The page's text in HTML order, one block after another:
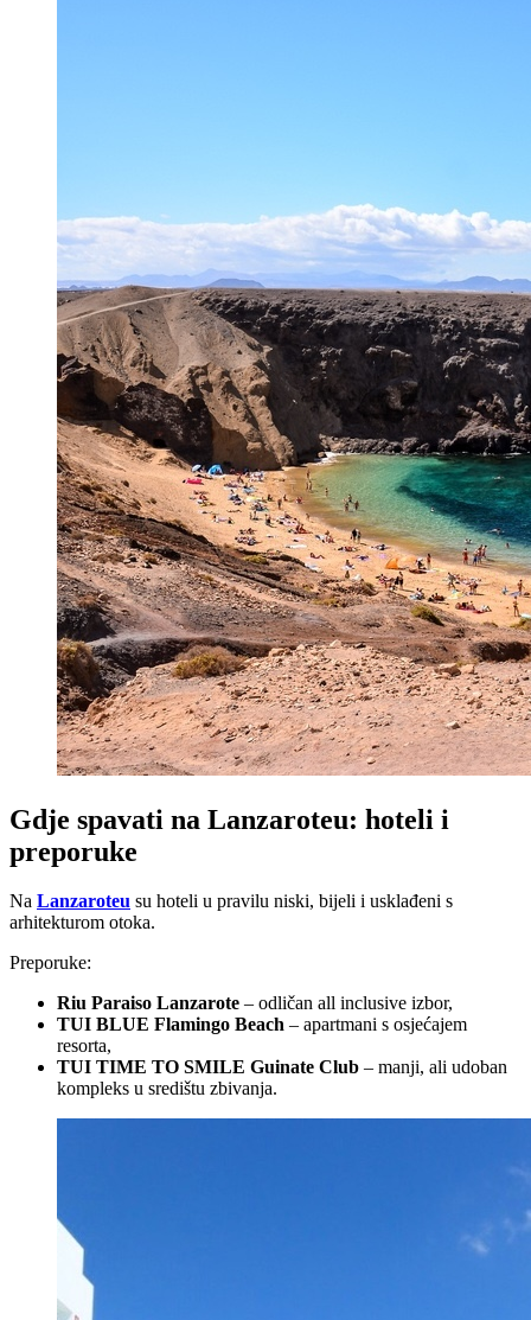
Gdje spavati na Lanzaroteu: hoteli i
preporuke
Na Lanzaroteu su hoteli u pravilu niski, bijeli i usklađeni s
arhitekturom otoka.
Preporuke:
Riu Paraiso Lanzarote – odličan all inclusive izbor,
TUI BLUE Flamingo Beach – apartmani s osjećajem
resorta,
TUI TIME TO SMILE Guinate Club – manji, ali udoban
kompleks u središtu zbivanja.